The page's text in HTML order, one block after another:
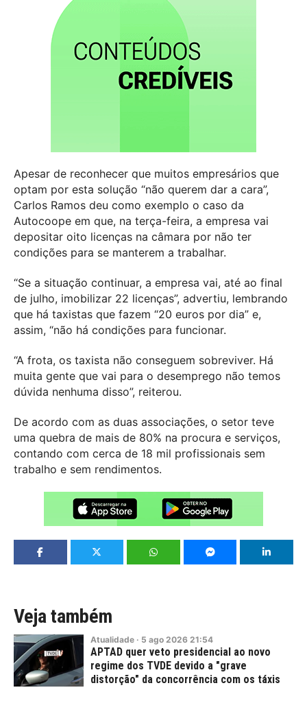
Apesar de reconhecer que muitos empresários que
optam por esta solução “não querem dar a cara”,
Carlos Ramos deu como exemplo o caso da
Autocoope em que, na terça-feira, a empresa vai
depositar oito licenças na câmara por não ter
condições para se manterem a trabalhar.
“Se a situação continuar, a empresa vai, até ao final
de julho, imobilizar 22 licenças”, advertiu, lembrando
que há taxistas que fazem “20 euros por dia” e,
assim, “não há condições para funcionar.
“A frota, os taxista não conseguem sobreviver. Há
muita gente que vai para o desemprego não temos
dúvida nenhuma disso”, reiterou.
De acordo com as duas associações, o setor teve
uma quebra de mais de 80% na procura e serviços,
contando com cerca de 18 mil profissionais sem
trabalho e sem rendimentos.
Veja também
Atualidade · 5 ago 2026 21:54
APTAD quer veto presidencial ao novo
regime dos TVDE devido a "grave
distorção" da concorrência com os táxis